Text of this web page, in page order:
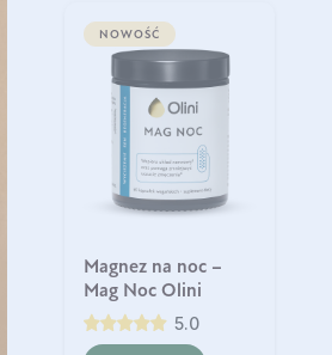
NOWOŚĆ
Magnez na noc –
Mag Noc Olini
5.0